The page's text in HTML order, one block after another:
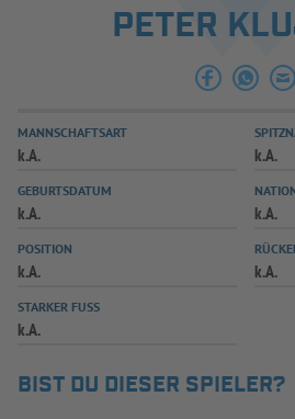
AUSBILDUNG & FÖRDERUNG
PETER
MANNSCHAFTSART
k.A. k.A.
GEBURTSDATUM
k.A. k.A.
POSITION
k.A. k.A.
STARKER FUSS
k.A.
BIST DU DIESER SPIELER?